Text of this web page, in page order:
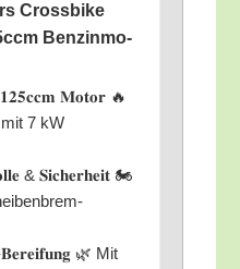
Cross­bike
Ben­zin­mo­
𝟏𝟐𝟓𝐜𝐜𝐦 𝐌𝐨𝐭𝐨𝐫 🔥
7 kW
& 𝐒𝐢𝐜𝐡𝐞𝐫𝐡𝐞𝐢𝐭 🏍️
🌿 Mit